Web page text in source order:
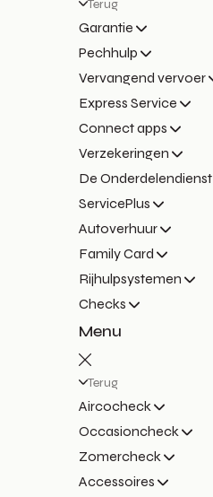
Terug
Garantie
Pechhulp
Vervangend vervoer
Express Service
Connect apps
Verzekeringen
De Onderdelendienst
ServicePlus
Autoverhuur
Family Card
Rijhulpsystemen
Checks
Menu
Terug
Aircocheck
Occasioncheck
Zomercheck
Accessoires